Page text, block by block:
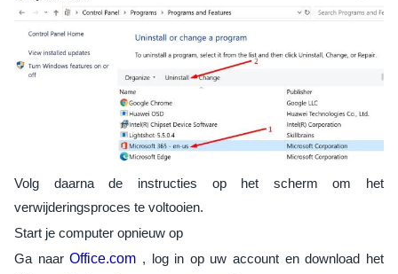
Volg daarna de instructies op het scherm om het
verwijderingsproces te voltooien.
Start je computer opnieuw op
Ga naarOffice.com , log in op uw account en download het